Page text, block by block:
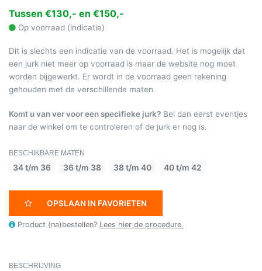
Tussen €130,- en €150,-
Op voorraad (indicatie)
Dit is slechts een indicatie van de voorraad. Het is mogelijk dat
een jurk niet meer op voorraad is maar de website nog moet
worden bijgewerkt. Er wordt in de voorraad geen rekening
gehouden met de verschillende maten.
Komt u van ver voor een specifieke jurk? Bel dan eerst eventjes
naar de winkel om te controleren of de jurk er nog is.
BESCHIKBARE MATEN
34 t/m 36 36 t/m 38 38 t/m 40 40 t/m 42
OPSLAAN IN FAVORIETEN
Product (na)bestellen? Lees hier de procedure.
BESCHRIJVING